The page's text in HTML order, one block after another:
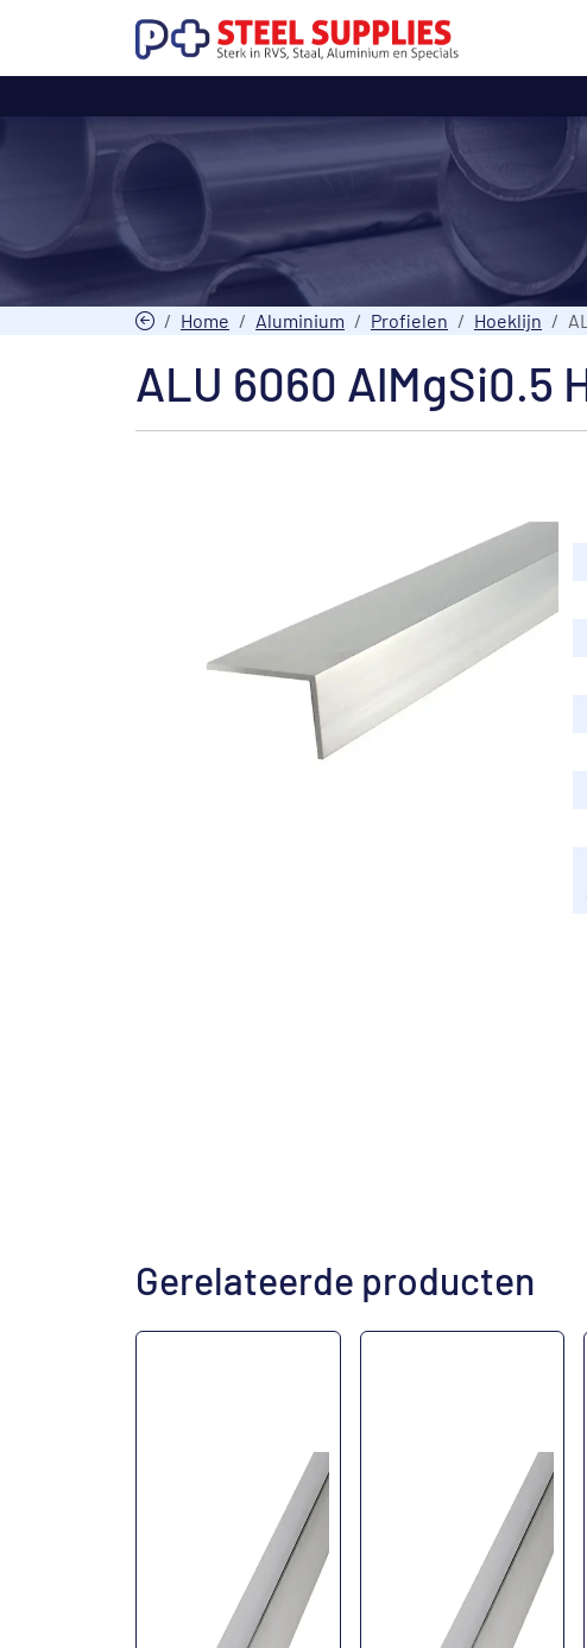
Home Aluminium Profielen Hoeklijn
ALU 6060 AlMgSi0.5
Gerelateerde producten